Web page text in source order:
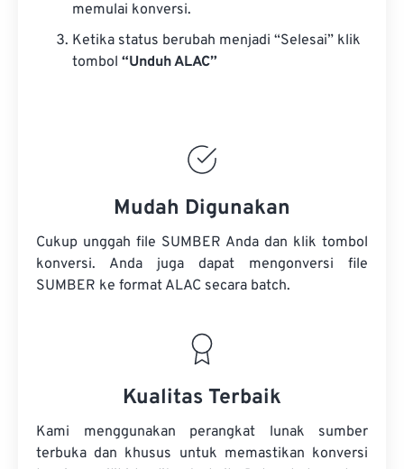
memulai konversi.
Ketika status berubah menjadi “Selesai” klik
tombol “Unduh ALAC”
Mudah Digunakan
Cukup unggah file SUMBER Anda dan klik tombol
konversi. Anda juga dapat mengonversi file
SUMBER ke format ALAC secara batch.
Kualitas Terbaik
Kami menggunakan perangkat lunak sumber
terbuka dan khusus untuk memastikan konversi